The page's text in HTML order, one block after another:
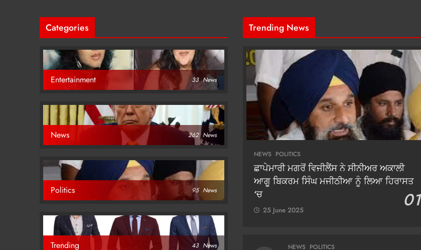
Categories
Entertainment 33 News
News 262 News
Politics 95 News
Trending 43 News
Trending News
NEWS POLITICS
ਛਾਪੇਮਾਰੀ ਮਗਰੋਂ ਵਿਜੀਲੈਂਸ ਨੇ ਸੀਨੀਅਰ ਅਕਾਲੀ
ਆਗੂ ਬਿਕਰਮ ਸਿੰਘ ਮਜੀਠੀਆ ਨੂੰ ਲਿਆ ਹਿਰਾਸਤ
‘ਚ
01
25 June 2025
NEWS POLITICS